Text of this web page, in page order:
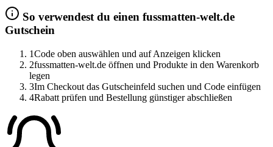
So verwendest du einen fussmatten-welt.de
Gutschein
1Code oben auswählen und auf Anzeigen klicken
2fussmatten-welt.de öffnen und Produkte in den Warenkorb
legen
3Im Checkout das Gutscheinfeld suchen und Code einfügen
4Rabatt prüfen und Bestellung günstiger abschließen